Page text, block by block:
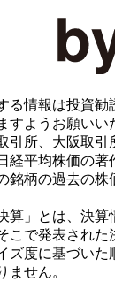
情報は投資
ようお願いい
所、大阪取引
平均株価の著
銘柄の過去の
算」とは、決
こで発表され
ズ度に基づい
ません。